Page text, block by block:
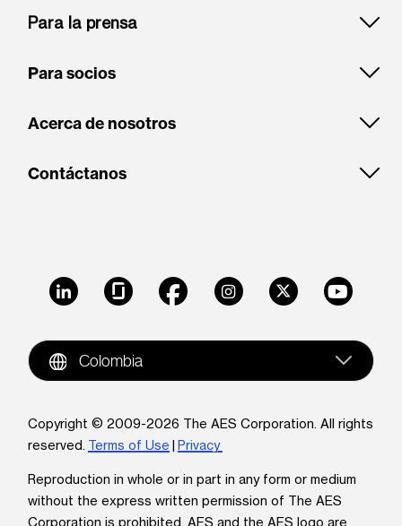
Para la prensa
Para socios
Acerca de nosotros
Contáctanos
LinkedIn GlassdoorFacebookInstagramX Youtube
Colombia
Copyright © 2009-2026 The AES Corporation. All rights
reserved. Terms of Use | Privacy
Reproduction in whole or in part in any form or medium
without the express written permission of The AES
Corporation is prohibited. AES and the AES logo are